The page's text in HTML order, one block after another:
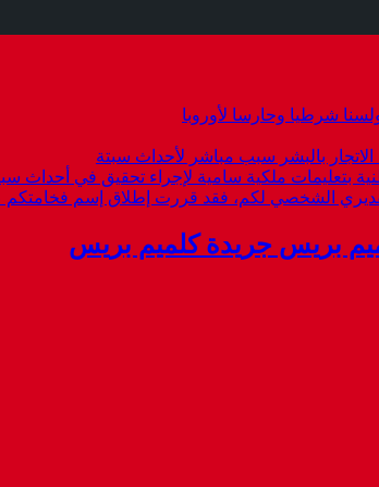
شرطيا وحارسا لأوروبا
بالبشر سبب مباشر لأحداث سبتة
بتعليمات ملكية سامية لإجراء تحقيق في أحداث
الشخصي لكم، فقد قررت إطلاق إسم
بريس جريدة كلميم بريس